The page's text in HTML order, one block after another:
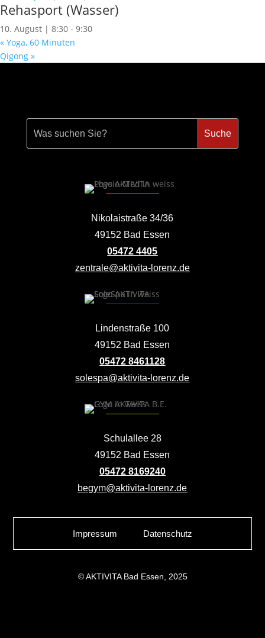
Rehasport (Wasser)
10. August | 8:30 - 9:30
« Yoga, 60 Minuten
Qigong »
Nikolaistraße 34/36
49152 Bad Essen
05472 4405
zentrale@aktivita-lorenz.de
Lindenstraße 100
49152 Bad Essen
05472 8461128
solespa@aktivita-lorenz.de
Schulallee 28
49152 Bad Essen
05472 8169240
begym@aktivita-lorenz.de
Impressum Datenschutz
© AKTIVITA Bad Essen, 2025